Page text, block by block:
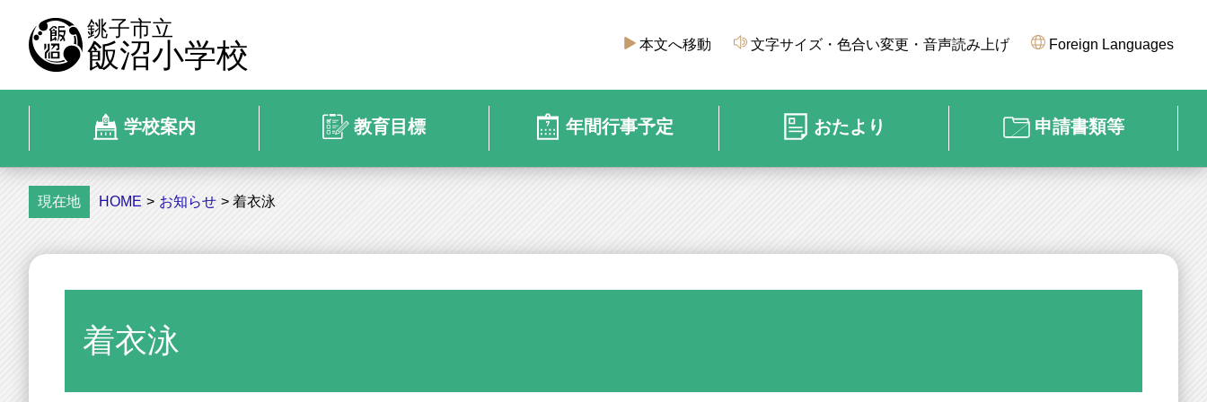
銚子市立
飯沼小学校 本文へ移動 文字サイズ・色合い変更・音声読み上げ Foreign Languages
学校案内 教育目標 年間行事予定 おたより 申請書類等
現在地 HOME > お知らせ > 着衣泳
着衣泳